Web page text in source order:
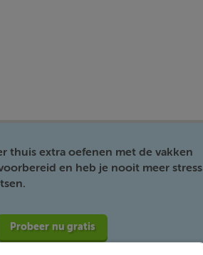
thuis extra oefenen met de vakken
en heb je nooit meer stress
Probeer nu gratis